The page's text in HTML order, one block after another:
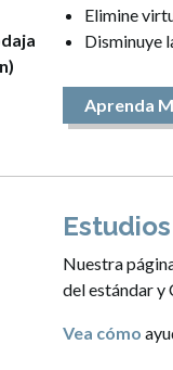
Elimine
Disminuye
Aprenda
Nuestra
del estándar y
Vea cómo